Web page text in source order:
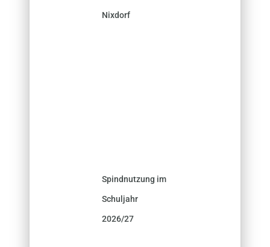
Nixdorf
Spindnutzung im
Schuljahr
2026/27